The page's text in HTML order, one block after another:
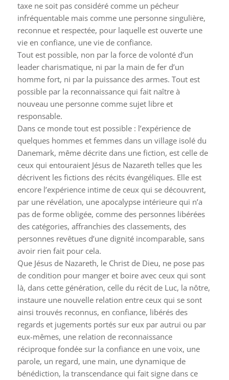
taxe ne soit pas considéré comme un pécheur
infréquentable mais comme une personne singulière,
reconnue et respectée, pour laquelle est ouverte une
vie en confiance, une vie de confiance.
Tout est possible, non par la force de volonté d’un
leader charismatique, ni par la main de fer d’un
homme fort, ni par la puissance des armes. Tout est
possible par la reconnaissance qui fait naître à
nouveau une personne comme sujet libre et
responsable.
Dans ce monde tout est possible : l’expérience de
quelques hommes et femmes dans un village isolé du
Danemark, même décrite dans une fiction, est celle de
ceux qui entouraient Jésus de Nazareth telles que les
décrivent les fictions des récits évangéliques. Elle est
encore l’expérience intime de ceux qui se découvrent,
par une révélation, une apocalypse intérieure qui n’a
pas de forme obligée, comme des personnes libérées
des catégories, affranchies des classements, des
personnes revêtues d’une dignité incomparable, sans
avoir rien fait pour cela.
Que Jésus de Nazareth, le Christ de Dieu, ne pose pas
de condition pour manger et boire avec ceux qui sont
là, dans cette génération, celle du récit de Luc, la nôtre,
instaure une nouvelle relation entre ceux qui se sont
ainsi trouvés reconnus, en confiance, libérés des
regards et jugements portés sur eux par autrui ou par
eux-mêmes, une relation de reconnaissance
réciproque fondée sur la confiance en une voix, une
parole, un regard, une main, une dynamique de
bénédiction, la transcendance qui fait signe dans ce